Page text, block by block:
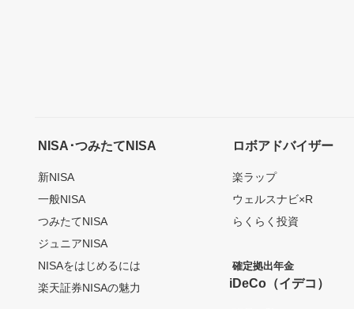
NISA･つみたてNISA
新NISA
一般NISA
つみたてNISA
ジュニアNISA
NISAをはじめるには
楽天証券NISAの魅力
ロボアドバイザー
楽ラップ
ウェルスナビ×R
らくらく投資
確定拠出年金
iDeCo（イデコ）